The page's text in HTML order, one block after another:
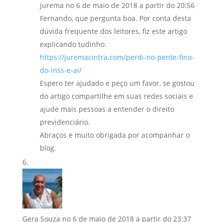
jurema no 6 de maio de 2018 a partir do 20:56
Fernando, que pergunta boa. Por conta desta
dúvida frequente dos leitores, fiz este artigo
explicando tudinho.
https://juremacintra.com/perdi-no-pente-fino-
do-inss-e-ai/
Espero ter ajudado e peço um favor, se gostou
do artigo compartilhe em suas redes sociais e
ajude mais pessoas a entender o direito
previdenciário.
Abraços e muito obrigada por acompanhar o
blog.
Gera Souza no 6 de maio de 2018 a partir do 23:37